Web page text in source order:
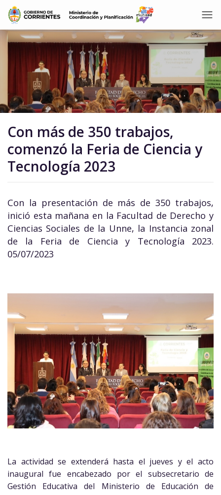
Con más de 350 trabajos,
comenzó la Feria de Ciencia y
Tecnología 2023
Con la presentación de más de 350 trabajos,
inició esta mañana en la Facultad de Derecho y
Ciencias Sociales de la Unne, la Instancia zonal
de la Feria de Ciencia y Tecnología 2023.
05/07/2023
La actividad se extenderá hasta el jueves y el acto
inaugural fue encabezado por el subsecretario de
Gestión Educativa del Ministerio de Educación de